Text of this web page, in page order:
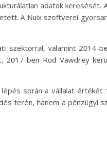
adatok keresését.
A Nuix szoftverei
szektorral, valamint 2014-
ben Rod Vawdrey
során a vállalat értékét
terén, hanem a pénzügyi